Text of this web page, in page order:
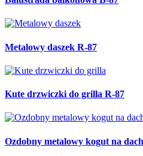
Metalowy daszek R-87
Kute drzwiczki do grilla R-87
Ozdobny metalowy kogut na